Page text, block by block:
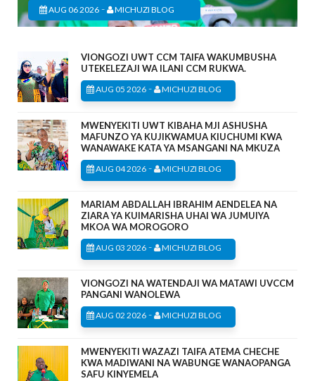
AUG 06 2026 - MICHUZI BLOG
VIONGOZI UWT CCM TAIFA WAKUMBUSHA
UTEKELEZAJI WA ILANI CCM RUKWA.
AUG 05 2026 - MICHUZI BLOG
MWENYEKITI UWT KIBAHA MJI ASHUSHA
MAFUNZO YA KUJIKWAMUA KIUCHUMI KWA
WANAWAKE KATA YA MSANGANI NA MKUZA
AUG 04 2026 - MICHUZI BLOG
MARIAM ABDALLAH IBRAHIM AENDELEA NA
ZIARA YA KUIMARISHA UHAI WA JUMUIYA
MKOA WA MOROGORO
AUG 03 2026 - MICHUZI BLOG
VIONGOZI NA WATENDAJI WA MATAWI UVCCM
PANGANI WANOLEWA
AUG 02 2026 - MICHUZI BLOG
MWENYEKITI WAZAZI TAIFA ATEMA CHECHE
KWA MADIWANI NA WABUNGE WANAOPANGA
SAFU KINYEMELA